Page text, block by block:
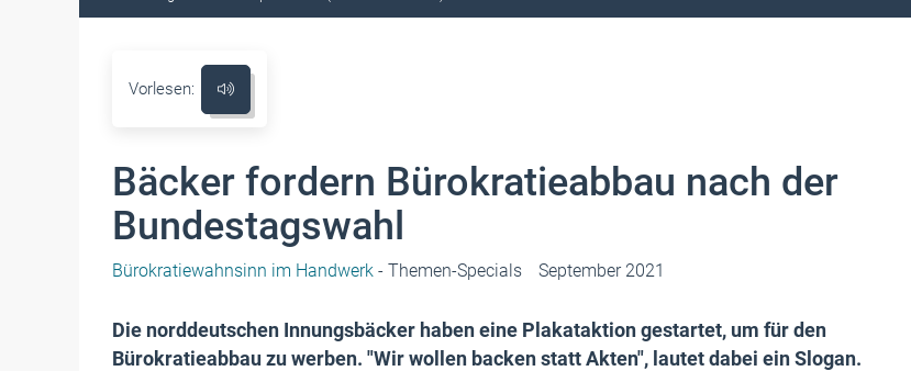
Vorlesen:
Bäcker fordern Bürokratieabbau nach der
Bundestagswahl
Bürokratiewahnsinn im Handwerk - Themen-Specials September 2021
Die norddeutschen Innungsbäcker haben eine Plakataktion gestartet, um für den
Bürokratieabbau zu werben. "Wir wollen backen statt Akten", lautet dabei ein Slogan.